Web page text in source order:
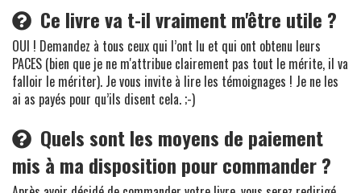
Ce livre va t-il vraiment m'être utile ?
OUI ! Demandez à tous ceux qui l’ont lu et qui ont obtenu leurs
PACES (bien que je ne m'attribue clairement pas tout le mérite, il va
falloir le mériter). Je vous invite à lire les témoignages ! Je ne les
ai as payés pour qu’ils disent cela. ;-)
Quels sont les moyens de paiement
mis à ma disposition pour commander ?